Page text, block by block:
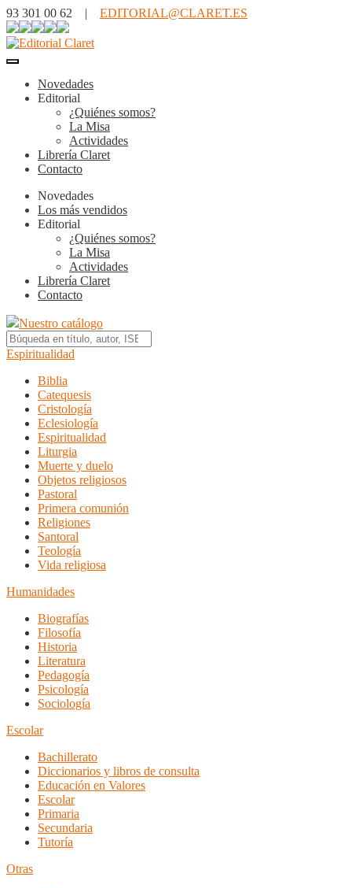
93 301 00 62 | EDITORIAL@CLARET.ES
Novedades
Editorial
¿Quiénes somos?
La Misa
Actividades
Librería Claret
Contacto
Novedades
Los más vendidos
Editorial
¿Quiénes somos?
La Misa
Actividades
Librería Claret
Contacto
Nuestro catálogo
Espiritualidad
Biblia
Catequesis
Cristología
Eclesiología
Espiritualidad
Liturgia
Muerte y duelo
Objetos religiosos
Pastoral
Primera comunión
Religiones
Santoral
Teología
Vida religiosa
Humanidades
Biografías
Filosofía
Historia
Literatura
Pedagogía
Psicología
Sociología
Escolar
Bachillerato
Diccionarios y libros de consulta
Educación en Valores
Escolar
Primaria
Secundaria
Tutoría
Otras